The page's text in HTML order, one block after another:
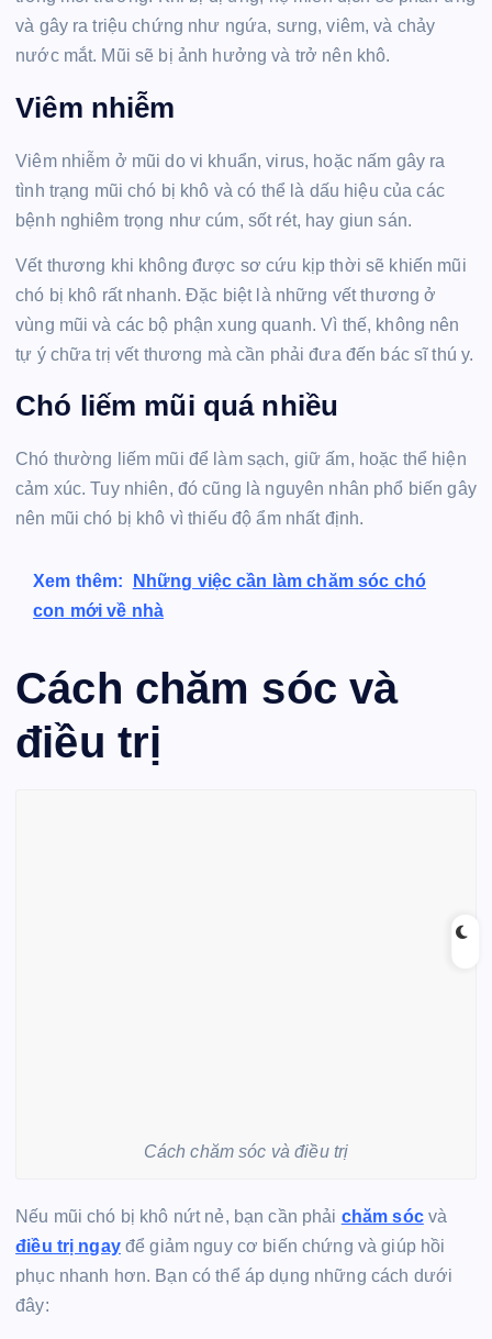
và gây ra triệu chứng như ngứa, sưng, viêm, và chảy
nước mắt. Mũi sẽ bị ảnh hưởng và trở nên khô.
Viêm nhiễm
Viêm nhiễm ở mũi do vi khuẩn, virus, hoặc nấm gây ra
tình trạng mũi chó bị khô và có thể là dấu hiệu của các
bệnh nghiêm trọng như cúm, sốt rét, hay giun sán.
Vết thương khi không được sơ cứu kịp thời sẽ khiến mũi
chó bị khô rất nhanh. Đặc biệt là những vết thương ở
vùng mũi và các bộ phận xung quanh. Vì thế, không nên
tự ý chữa trị vết thương mà cần phải đưa đến bác sĩ thú y.
Chó liếm mũi quá nhiều
Chó thường liếm mũi để làm sạch, giữ ấm, hoặc thể hiện
cảm xúc. Tuy nhiên, đó cũng là nguyên nhân phổ biến gây
nên mũi chó bị khô vì thiếu độ ẩm nhất định.
Xem thêm:
Những việc cần làm chăm sóc chó
con mới về nhà
Cách chăm sóc và
điều trị
Cách chăm sóc và điều trị
Nếu mũi chó bị khô nứt nẻ, bạn cần phải chăm sóc và
điều trị ngayđể giảm nguy cơ biến chứng và giúp hồi
phục nhanh hơn. Bạn có thể áp dụng những cách dưới
đây: